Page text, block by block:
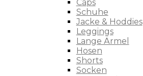
Caps
Schuhe
Jacke & Hoddies
Leggings
Lange Ärmel
Hosen
Shorts
Socken